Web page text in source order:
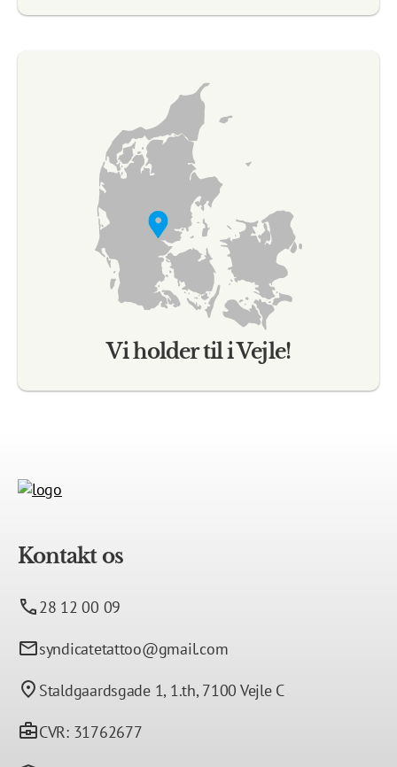
Vi holder til i Vejle!
Kontakt os
28 12 00 09
syndicatetattoo@gmail.com
Staldgaardsgade 1, 1.th, 7100 Vejle C
CVR: 31762677